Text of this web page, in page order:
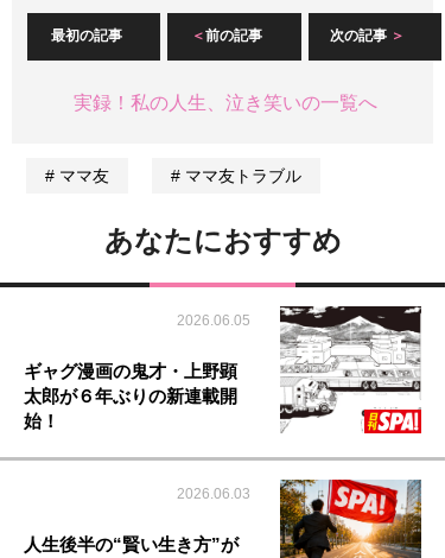
最初の記事 前の記事 次の記事
実録！私の人生、泣き笑いの一覧へ
ママ友 ママ友トラブル
あなたにおすすめ
2026.06.05
ギャグ漫画の鬼才・上野顕
太郎が６年ぶりの新連載開
始！
2026.06.03
人生後半の“賢い生き方”が